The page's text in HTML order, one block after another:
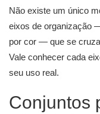
Não existe um único
eixos de organização
por cor — que se
Vale conhecer cada
seu uso real.
Conjuntos